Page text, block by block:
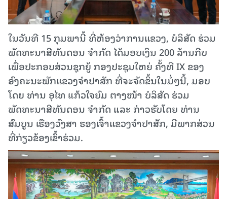
ໃນວັນທີ 15 ກຸມພານີ້ ທີ່ຫ້ອງວ່າການແຂວງ, ບໍລິສັດ ຮ່ວມ
ພັດທະນາສີທັນດອນ ຈຳກັດ ໄດ້ມອບເງິນ 200 ລ້ານກີບ
ເພື່ອປະກອບສ່ວນຊຸກຍູ້ ກອງປະຊຸມໃຫຍ່ ຄັ້ງທີ IX ຂອງ
ອົງຄະນະພັກແຂວງຈຳປາສັກ ທີ່ຈະຈັດຂຶ້ນໃນມໍ່ໆນີ້, ມອບ
ໂດຍ ທ່ານ ອຸໄທ ແກ້ວໃຈຍົມ ຕາງໜ້າ ບໍລິສັດ ຮ່ວມ
ພັດທະນາສີທັນດອນ ຈໍາກັດ ແລະ ກ່າວຮັບໂດຍ ທ່ານ
ສົມບູນ ເຮືອງວົງສາ ຮອງເຈົ້າແຂວງຈໍາປາສັກ, ມີພາກສ່ວນ
ທີ່ກ່ຽວຂ້ອງເຂົ້າຮ່ວມ.